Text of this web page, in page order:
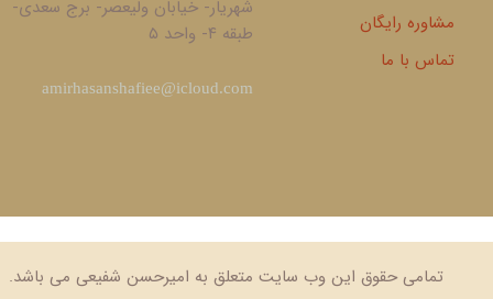
مشاوره رایگان
تماس با ما
شهریار- خیابان ولیعصر- برج سعدی-
طبقه ۴- واحد ۵
​amirhasanshafiee@icloud.com
تمامی حقوق این وب سایت متعلق به امیرحسن شفیعی می باشد.